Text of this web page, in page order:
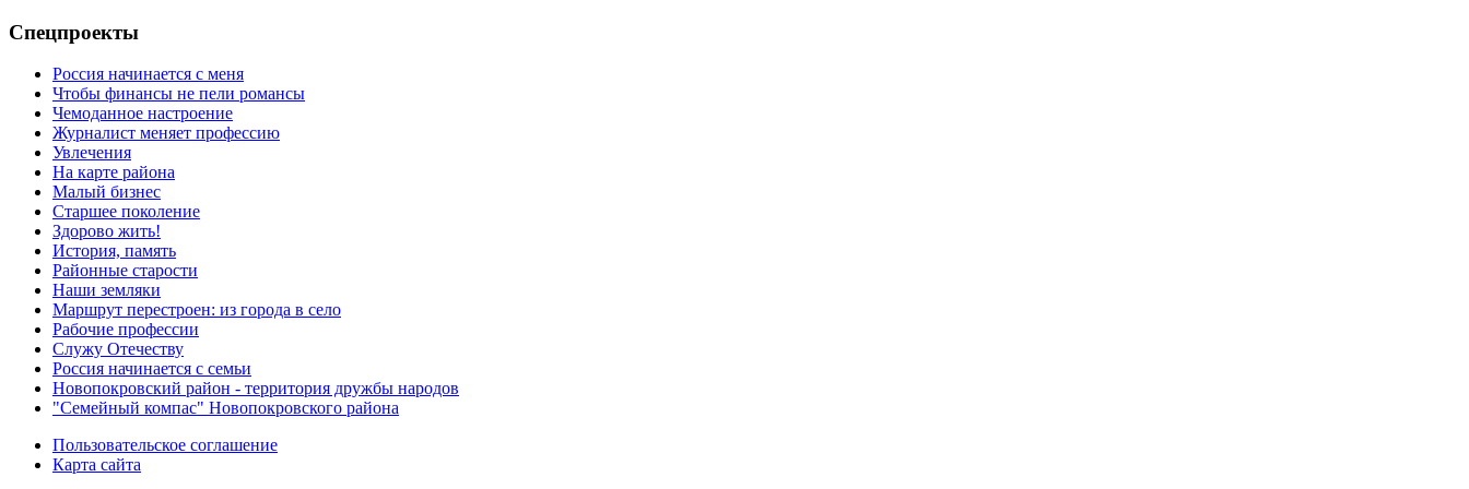
Спецпроекты
Россия начинается с меня
Чтобы финансы не пели романсы
Чемоданное настроение
Журналист меняет профессию
Увлечения
На карте района
Малый бизнес
Старшее поколение
Здорово жить!
История, память
Районные старости
Наши земляки
Маршрут перестроен: из города в село
Рабочие профессии
Служу Отечеству
Россия начинается с семьи
Новопокровский район - территория дружбы народов
"Семейный компас" Новопокровского района
Пользовательское соглашение
Карта сайта